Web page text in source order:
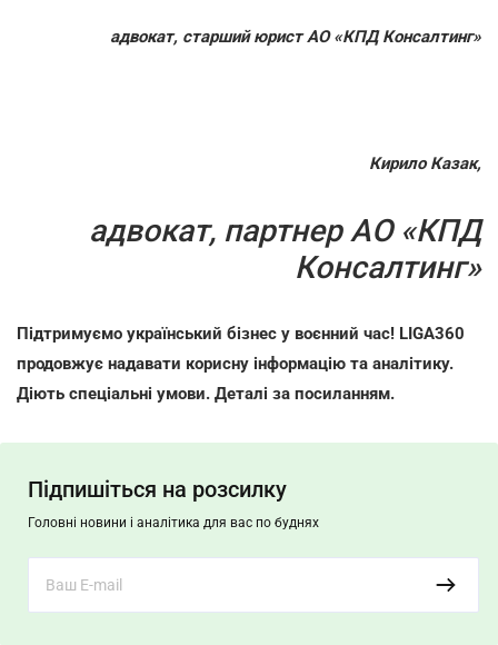
адвокат, старший юрист АО «КПД Консалтинг»
Кирило Казак,
адвокат, партнер АО «КПД
Консалтинг»
Підтримуємо український бізнес у воєнний час! LIGA360
продовжує надавати корисну інформацію та аналітику.
Діють спеціальні умови. Деталі за посиланням.
Підпишіться на розсилку
Головні новини і аналітика для вас по буднях